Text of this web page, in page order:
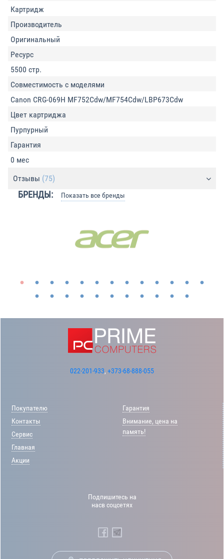
Картридж
Производитель
Оригинальный
Ресурс
5500 стр.
Совместимость с моделями
Canon CRG-069H MF752Cdw/MF754Cdw/LBP673Cdw
Цвет картриджа
Пурпурный
Гарантия
0 мес
Отзывы (75)
БРЕНДЫ: Показать все бренды
022-201-933, +373-68-888-055
Покупателю
Контакты
Сервис
Главная
Акции
Гарантия
Внимание, цена на
память!
Подпишитесь на
насв соцсетях